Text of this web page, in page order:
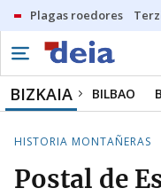
Plagas roedores
BIZKAIA BILBAO
HISTORIA MONTAÑERAS
Postal de